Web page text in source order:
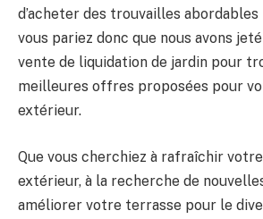
d’acheter des trouvailles abordables
vous pariez donc que nous avons
vente de liquidation de jardin pour
meilleures offres proposées pour
extérieur.
Que vous cherchiez à rafraîchir
extérieur, à la recherche de
améliorer votre terrasse pour le